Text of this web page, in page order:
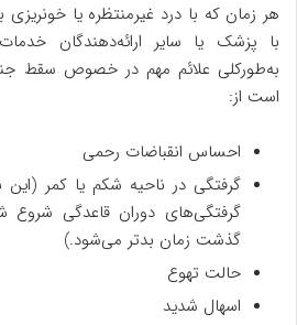
هر زمان که با درد غیرمنتظره یا
با پزشک یا سایر ارائه‌دهندگان
به‌طورکلی علائم مهم در خصوص سقط
است از:
احساس انقباضات رحمی
گرفتگی در ناحیه شکم یا کمر (این
گرفتگی‌های دوران قاعدگی شروع
گذشت زمان بدتر می‌شود.)
حالت تهوع
اسهال شدید